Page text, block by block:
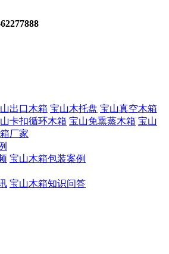
出口木箱 宝山木托盘 宝山真空木箱
卡扣循环木箱 宝山免熏蒸木箱 宝山
厂家
宝山木箱包装案例
宝山木箱知识问答